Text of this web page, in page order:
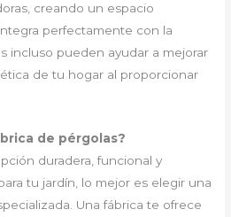
creando un espacio
perfectamente con la
incluso pueden ayudar a mejorar
de tu hogar al proporcionar
de pérgolas?
duradera, funcional y
tu jardín, lo mejor es elegir una
Una fábrica te ofrece